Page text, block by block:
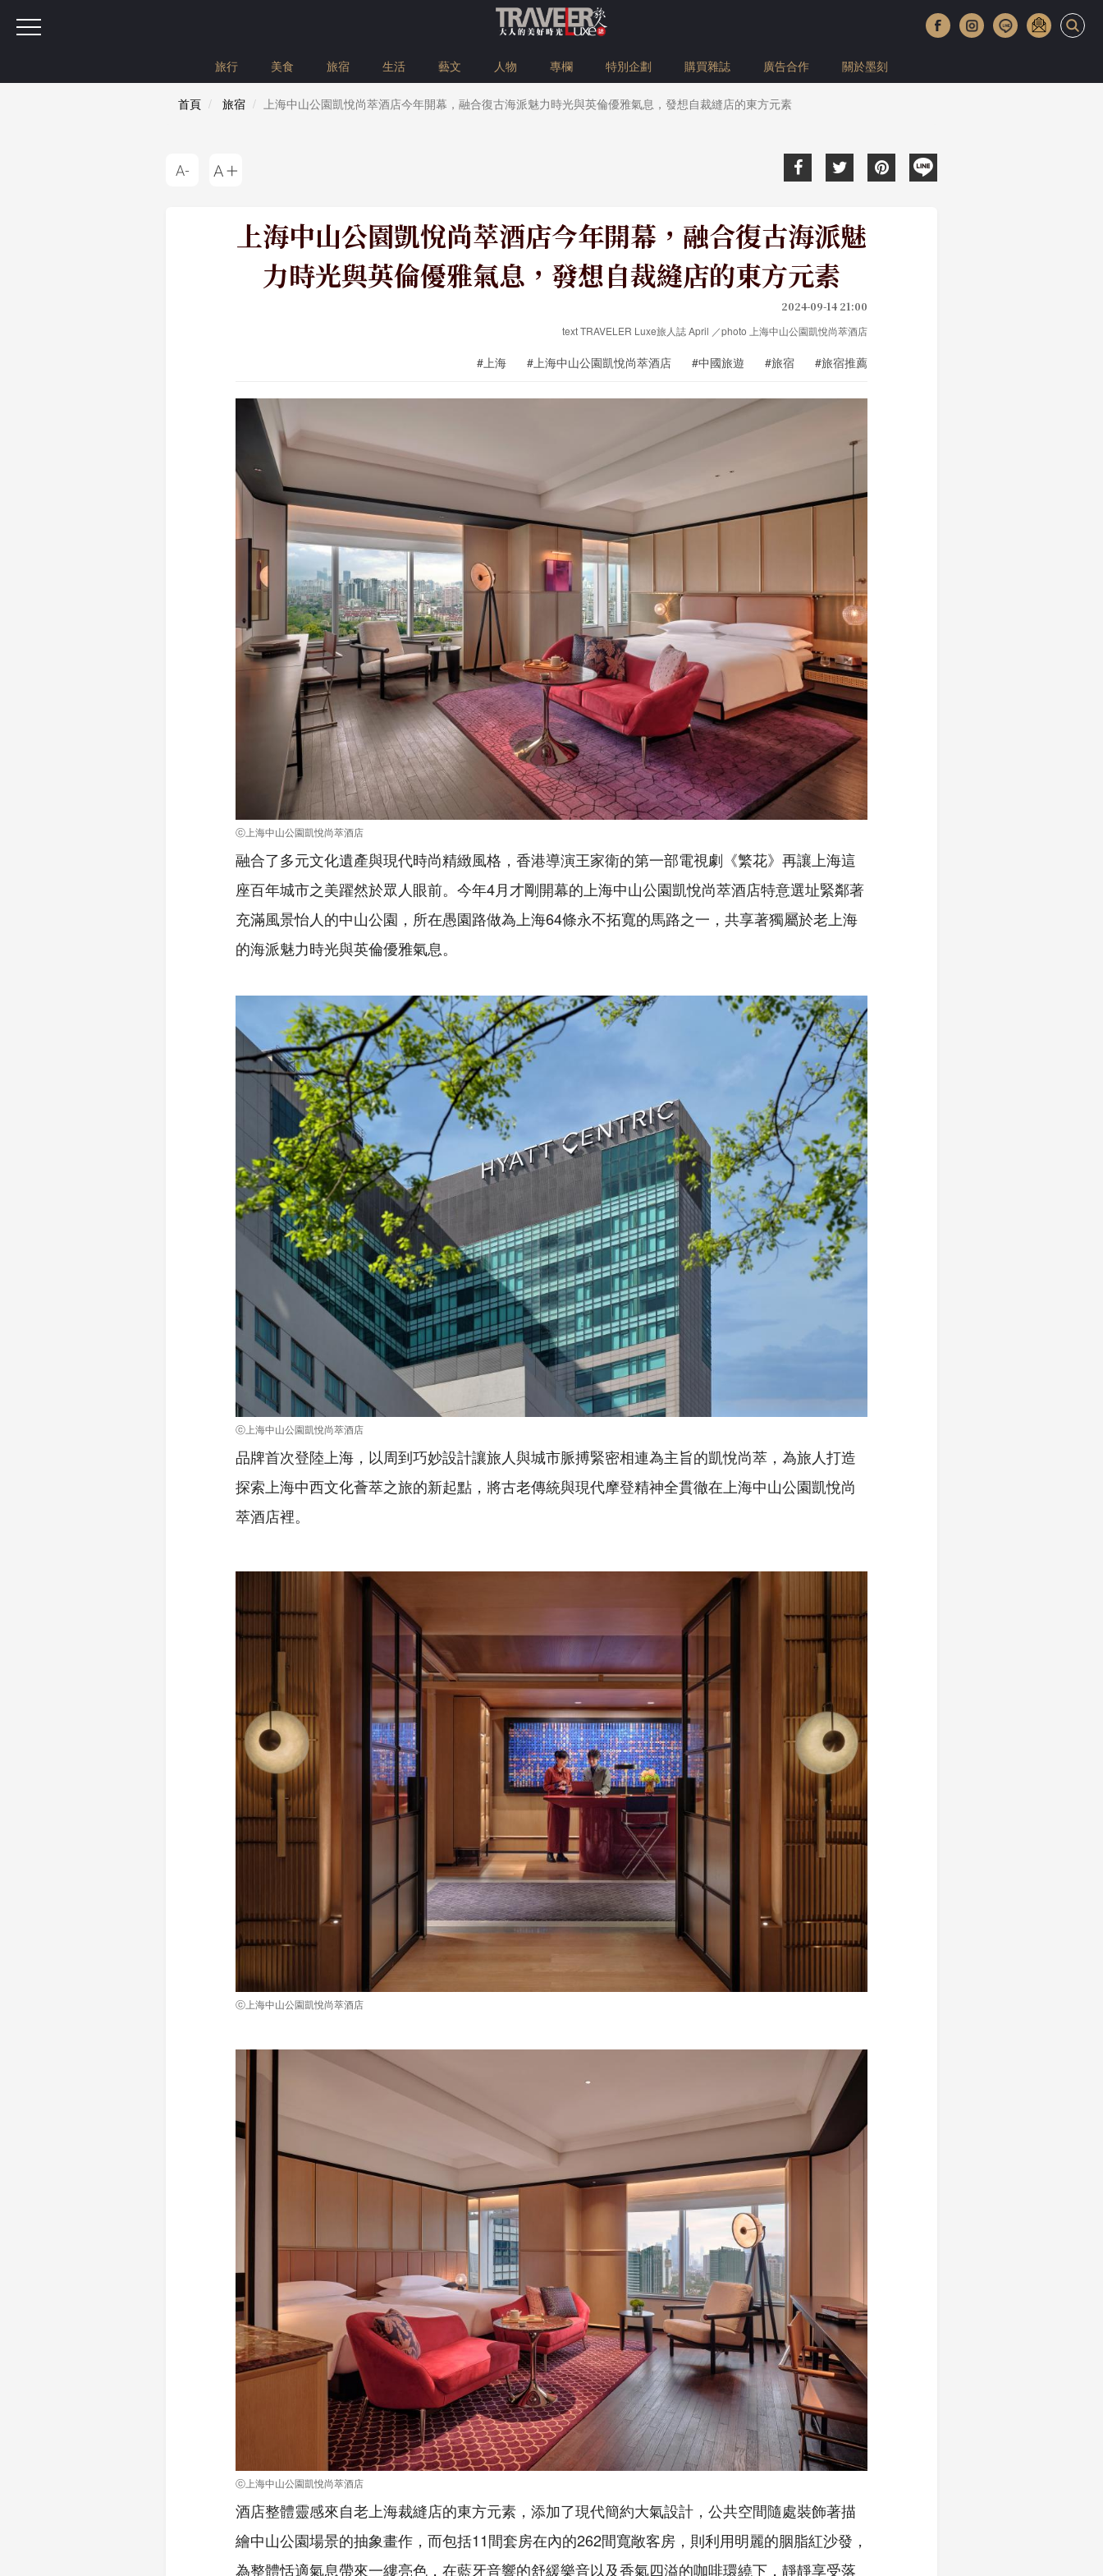
旅行 美食 旅宿 生活 藝文 人物 專欄 特別企劃 購買雜誌 廣告合作 關於墨刻
首頁 旅宿 上海中山公園凱悅尚萃酒店今年開幕，融合復古海派魅力時光與英倫優雅氣息，發想自裁縫店的東方元素
上海中山公園凱悅尚萃酒店今年開幕，融合復古海派魅
力時光與英倫優雅氣息，發想自裁縫店的東方元素
2024-09-14 21:00
text TRAVELER Luxe旅人誌 April ／photo 上海中山公園凱悅尚萃酒店
#上海 #上海中山公園凱悅尚萃酒店 #中國旅遊 #旅宿 #旅宿推薦
ⓒ上海中山公園凱悅尚萃酒店
融合了多元文化遺產與現代時尚精緻風格，香港導演王家衛的第一部電視劇《繁花》再讓上海這
座百年城市之美躍然於眾人眼前。今年4月才剛開幕的上海中山公園凱悅尚萃酒店特意選址緊鄰著
充滿風景怡人的中山公園，所在愚園路做為上海64條永不拓寬的馬路之一，共享著獨屬於老上海
的海派魅力時光與英倫優雅氣息。
ⓒ上海中山公園凱悅尚萃酒店
品牌首次登陸上海，以周到巧妙設計讓旅人與城市脈搏緊密相連為主旨的凱悅尚萃，為旅人打造
探索上海中西文化薈萃之旅的新起點，將古老傳統與現代摩登精神全貫徹在上海中山公園凱悅尚
萃酒店裡。
ⓒ上海中山公園凱悅尚萃酒店
ⓒ上海中山公園凱悅尚萃酒店
酒店整體靈感來自老上海裁縫店的東方元素，添加了現代簡約大氣設計，公共空間隨處裝飾著描
繪中山公園場景的抽象畫作，而包括11間套房在內的262間寬敞客房，則利用明麗的胭脂紅沙發，
為整體恬適氣息帶來一縷亮色，在藍牙音響的舒緩樂音以及香氣四溢的咖啡環繞下，靜靜享受落